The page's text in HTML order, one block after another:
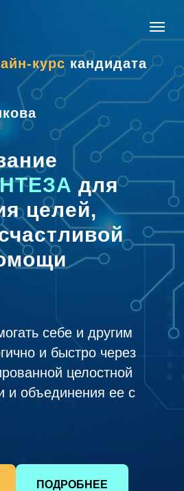
курс кандидата
для
целей,
себе и другим
и быстро через
целостной
и объединения ее с
ПОДРОБНЕЕ